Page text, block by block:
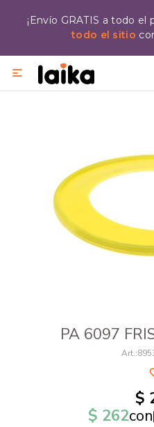
¡Envío GRATIS a todo el
todo el sitio

PA 6097
$
$ 262con